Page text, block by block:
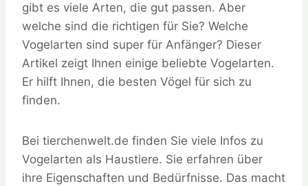
gibt es viele Arten, die gut passen. Aber
welche sind die richtigen für Sie? Welche
Vogelarten sind super für Anfänger? Dieser
Artikel zeigt Ihnen einige beliebte Vogelarten.
Er hilft Ihnen, die besten Vögel für sich zu
finden.
Bei tierchenwelt.de finden Sie viele Infos zu
Vogelarten als Haustiere. Sie erfahren über
ihre Eigenschaften und Bedürfnisse. Das macht